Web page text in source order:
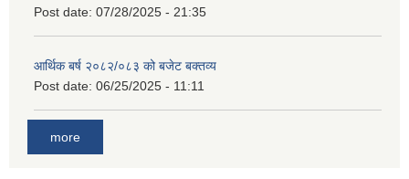
Post date: 07/28/2025 - 21:35
आर्थिक बर्ष २०८२/०८३ को बजेट बक्तव्य
Post date: 06/25/2025 - 11:11
more